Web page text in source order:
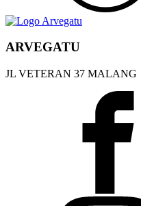
ARVEGATU
JL VETERAN 37 MALANG